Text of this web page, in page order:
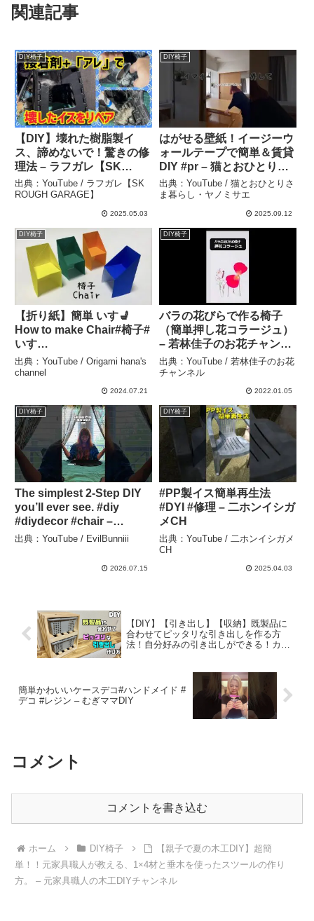
関連記事
DIY椅子
【DIY】壊れた樹脂製イ
ス、諦めないで！驚きの修
理法 – ラフガレ【SK
ROUGH GARAGE】
出典：YouTube / ラフガレ【SK
ROUGH GARAGE】
2025.05.03
DIY椅子
はがせる壁紙！イージーウ
ォールテープで簡単＆賃貸
DIY #pr – 猫とおひとりさ
ま暮らし・ヤノミサエ
出典：YouTube / 猫とおひとりさ
ま暮らし・ヤノミサエ
2025.09.12
DIY椅子
【折り紙】簡単 いす💺
How to make Chair#椅子#
いす
#कुर्सी#Chair#Kursi#Стул#
Silla#의자#折り方#おりが
み#origami#摺紙#종이접
hana’s channel
出典：YouTube / Origami hana's
channel
2024.07.21
DIY椅子
バラの花びらで作る椅子
（簡単押し花コラージュ）
– 若林佳子のお花チャンネ
ル
出典：YouTube / 若林佳子のお花
チャンネル
2022.01.05
DIY椅子
The simplest 2-Step DIY
you’ll ever see. #diy
#diydecor #chair –
EvilBunniii
出典：YouTube / EvilBunniii
2026.07.15
DIY椅子
#PP製イス簡単再生法
#DYI #修理 – 二ホンイシガ
メCH
出典：YouTube / 二ホンイシガメ
CH
2025.04.03
【DIY】【引き出し】【収納】既製品に
合わせてピッタリな引き出しを作る方
法！自分好みの引き出しができる！カゴ
き出し – 寿ことぶきチャンネルDIY
簡単かわいいケースデコ#ハンドメイド #
デコ #レジン – むぎママDIY
コメント
コメントを書き込む
ホーム DIY椅子
【親子で夏の木工DIY】超簡
単！！元家具職人が教える、1×4材と垂木を使ったスツールの作り
方。 – 元家具職人の木工DIYチャンネル